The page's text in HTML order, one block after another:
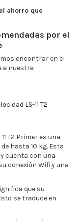
ahorro que
por el
encontrar en el
a nuestra
LS-11 T2
T2 Primer es una
hasta 10 kg. Esta
cuenta con una
conexión Wifi y una
que su
se traduce en